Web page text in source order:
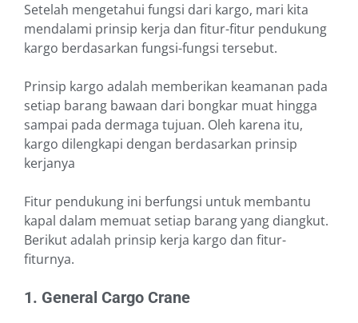
Setelah mengetahui fungsi dari kargo, mari kita
mendalami prinsip kerja dan fitur-fitur pendukung
kargo berdasarkan fungsi-fungsi tersebut.
Prinsip kargo adalah memberikan keamanan pada
setiap barang bawaan dari bongkar muat hingga
sampai pada dermaga tujuan. Oleh karena itu,
kargo dilengkapi dengan berdasarkan prinsip
kerjanya
Fitur pendukung ini berfungsi untuk membantu
kapal dalam memuat setiap barang yang diangkut.
Berikut adalah prinsip kerja kargo dan fitur-
fiturnya.
1. General Cargo Crane